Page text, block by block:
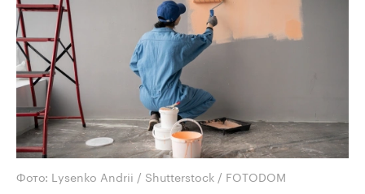
Фото: Lysenko Andrii / Shutterstock / FOTODOM